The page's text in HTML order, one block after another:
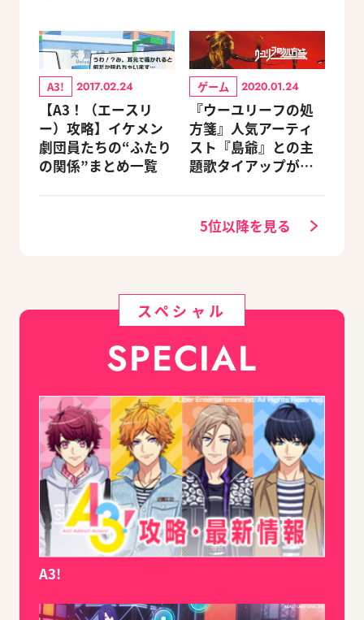
A3! 2017.02.24
【A3！（エースリ
ー）攻略】イケメン
劇団員たちの“ふたり
の関係”まとめ一覧
ゲーム 2020.01.24
『ウーユリーフの処
方箋』人気アーティ
スト『島爺』との主
題歌タイアップが決
5位以降を見る
スペシャル
SPECIAL
A3!